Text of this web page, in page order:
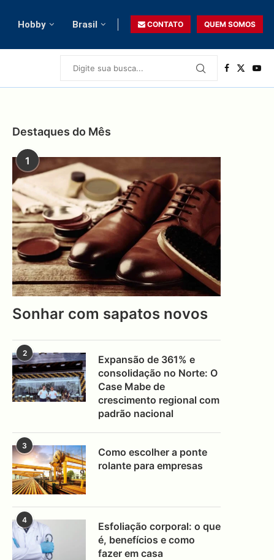
Hobby Brasil CONTATO QUEM SOMOS
Destaques do Mês
1
Sonhar com sapatos novos
2
Expansão de 361% e
consolidação no Norte: O
Case Mabe de
crescimento regional com
padrão nacional
3
Como escolher a ponte
rolante para empresas
4
Esfoliação corporal: o que
é, benefícios e como
fazer em casa